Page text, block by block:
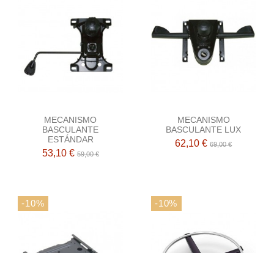
MECANISMO
BASCULANTE
ESTÁNDAR
53,10 €59,00 €
MECANISMO
BASCULANTE LUX
62,10 €69,00 €
-10% -10%